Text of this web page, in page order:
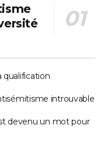
qualification
introuvable
devenu un mot pour